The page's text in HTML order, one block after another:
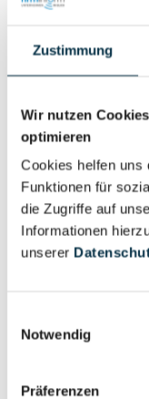
Zustimmung
Wir nutzen
optimieren
Cookies helfen uns
Funktionen für
die Zugriffe auf
Informationen
unserer
Notwendig
Präferenzen
Wirtschaftlich
Eigentums- und